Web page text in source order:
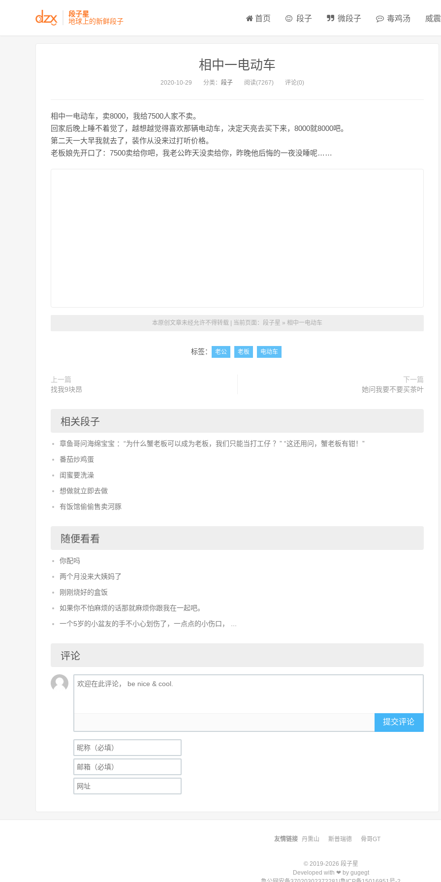
段子星
地球上的新鲜段子
首页 段子 微段子 毒鸡汤 威
相中一电动车
2020-10-29 分类： 段子 阅读(7267) 评论(0)
相中一电动车，卖8000，我给7500人家不卖。
回家后晚上睡不着觉了，越想越觉得喜欢那辆电动车，决定天亮去买下来，8000就8000吧。
第二天一大早我就去了，装作从没来过打听价格。
老板娘先开口了：7500卖给你吧，我老公昨天没卖给你，昨晚他后悔的一夜没睡呢……
本原创文章未经允许不得转载 | 当前页面： 段子星 » 相中一电动车
标签： 老公 老板 电动车
上一篇
找我9块昂
下一篇
她问我要不要买茶叶
相关段子
章鱼哥问海绵宝宝 ：“为什么蟹老板可以成为老板，我们只能当打工仔 ？” “这还用问，蟹老板有钳！”
番茄炒鸡蛋
闺蜜要洗澡
想做就立即去做
有饭馆偷偷售卖河豚
随便看看
你配吗
两个月没来大姨妈了
刚刚烧好的盒饭
如果你不怕麻烦的话那就麻烦你跟我在一起吧。
一个5岁的小盆友的手不小心划伤了，一点点的小伤口， ...
评论
提交评论
友情链接 丹熏山 斯普瑞德 骨哥GT
© 2019-2026 段子星
Developed with ❤ by gugegt